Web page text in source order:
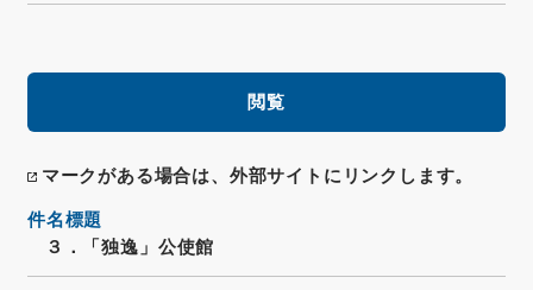
閲覧
マークがある場合は、外部サイトにリンクします。
件名標題
３．「独逸」公使館